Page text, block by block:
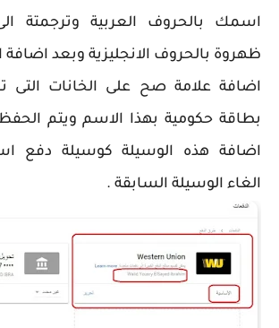
اسمك بالحروف العربية وترجمتة الى
ظهروة بالحروف الانجليزية وبعد اضافة
اضافة علامة صح على الخانات التى
بطاقة حكومية بهذا الاسم ويتم
اضافة هذه الوسيلة كوسيلة دفع
الغاء الوسيلة السابقة .